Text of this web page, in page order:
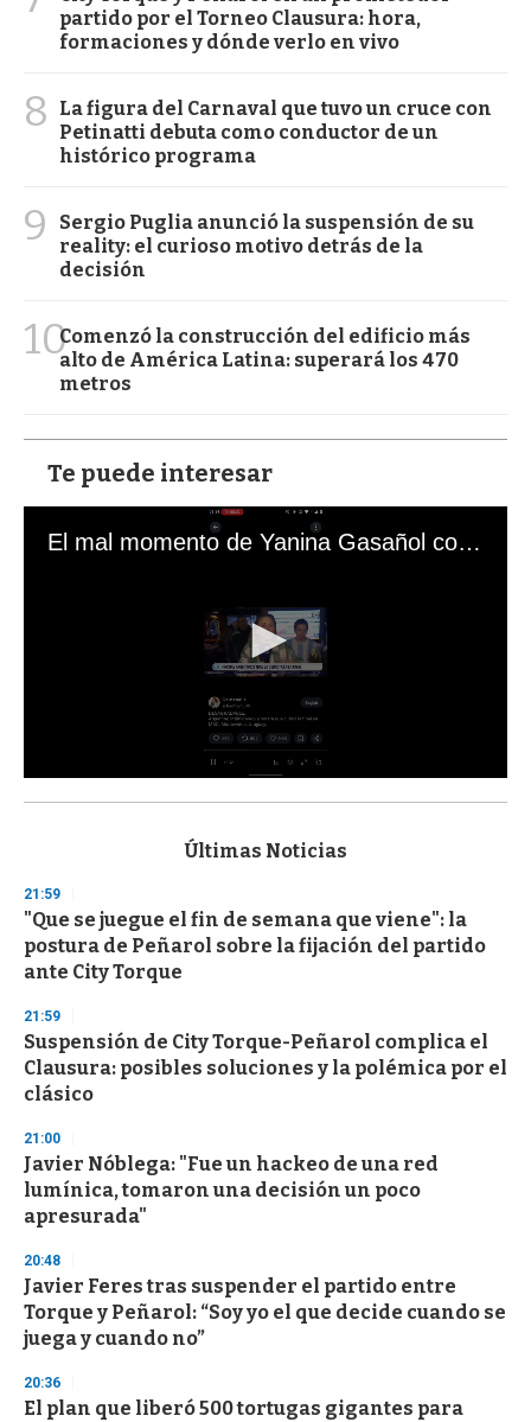
partido por el Torneo Clausura: hora,
formaciones y dónde verlo en vivo
8
La figura del Carnaval que tuvo un cruce con
Petinatti debuta como conductor de un
histórico programa
9
Sergio Puglia anunció la suspensión de su
reality: el curioso motivo detrás de la
decisión
10Comenzó la construcción del edificio más
alto de América Latina: superará los 470
metros
Te puede interesar
El mal momento de Yanina Gasañol con un hincha argentino en "Subrayado"
s
d
s
o
f
3
s
e
c
o
n
Últimas Noticias
21:59
"Que se juegue el fin de semana que viene": la
postura de Peñarol sobre la fijación del partido
ante City Torque
21:59
Suspensión de City Torque-Peñarol complica el
Clausura: posibles soluciones y la polémica por el
clásico
21:00
Javier Nóblega: "Fue un hackeo de una red
lumínica, tomaron una decisión un poco
apresurada"
20:48
Javier Feres tras suspender el partido entre
Torque y Peñarol: “Soy yo el que decide cuando se
juega y cuando no”
20:36
El plan que liberó 500 tortugas gigantes para